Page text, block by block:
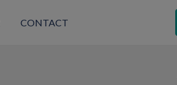
CONTACT